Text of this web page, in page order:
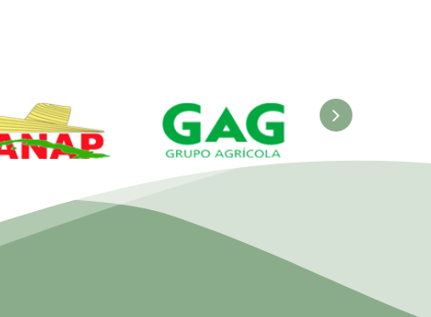
Ministerio de
la Agricultura
GAG. Grupo